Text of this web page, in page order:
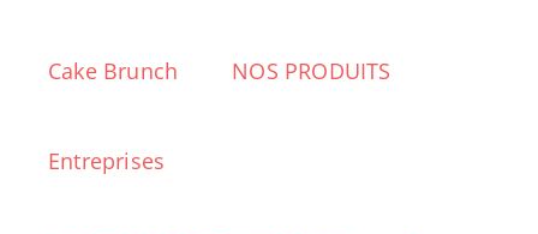
Cake Brunch NOS PRODUITS
Entreprises